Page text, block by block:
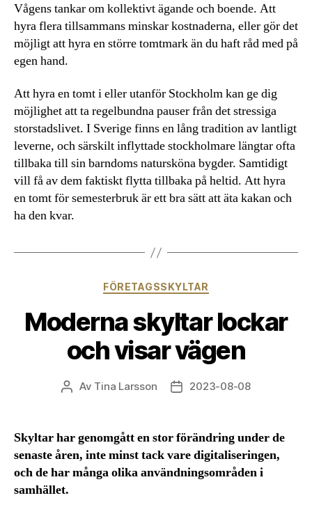
Vågens tankar om kollektivt ägande och boende. Att
hyra flera tillsammans minskar kostnaderna, eller gör det
möjligt att hyra en större tomtmark än du haft råd med på
egen hand.
Att hyra en tomt i eller utanför Stockholm kan ge dig
möjlighet att ta regelbundna pauser från det stressiga
storstadslivet. I Sverige finns en lång tradition av lantligt
leverne, och särskilt inflyttade stockholmare längtar ofta
tillbaka till sin barndoms natursköna bygder. Samtidigt
vill få av dem faktiskt flytta tillbaka på heltid. Att hyra
en tomt för semesterbruk är ett bra sätt att äta kakan och
ha den kvar.
Kategorier
FÖRETAGSSKYLTAR
Moderna skyltar lockar
och visar vägen
Inläggsförfattare
Av Tina Larsson Inläggsdatum
2023-08-08
Skyltar har genomgått en stor förändring under de
senaste åren, inte minst tack vare digitaliseringen,
och de har många olika användningsområden i
samhället.